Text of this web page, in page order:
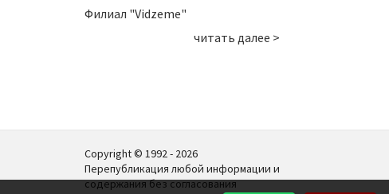
Филиал "Vidzeme"
читать далее >
Copyright © 1992 - 2026
Перепубликация любой информации и
содержания без согласования